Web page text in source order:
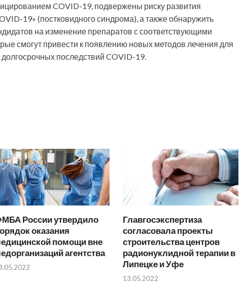
COVID-19, подвержены риску развития
19» (постковидного синдрома), а также обнаружить
на изменение препаратов с соответствующими
смогут привести к появлению новых методов лечения для
последствий COVID-19.
России утвердило
оказания
помощи вне
агентства
Главгосэкспертиза
согласовала проекты
строительства центров
радионуклидной терапии в
Липецке и Уфе
13.05.2022